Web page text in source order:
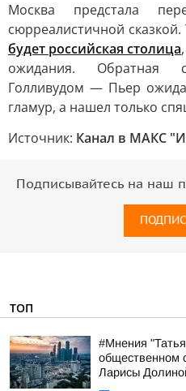
Москва предстала
сюрреалистичной сказкой.
будет российская столица
ожидания. Обратная
Голливудом — Пьер
гламур, а нашел только
Источник: Канал в МАКС
Подписывайтесь на наш
ТОП
#Мнения
общественном
Ларисы